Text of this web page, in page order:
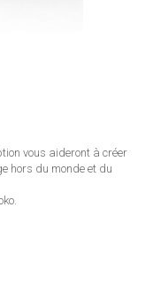
vous aideront à créer
hors du monde et du